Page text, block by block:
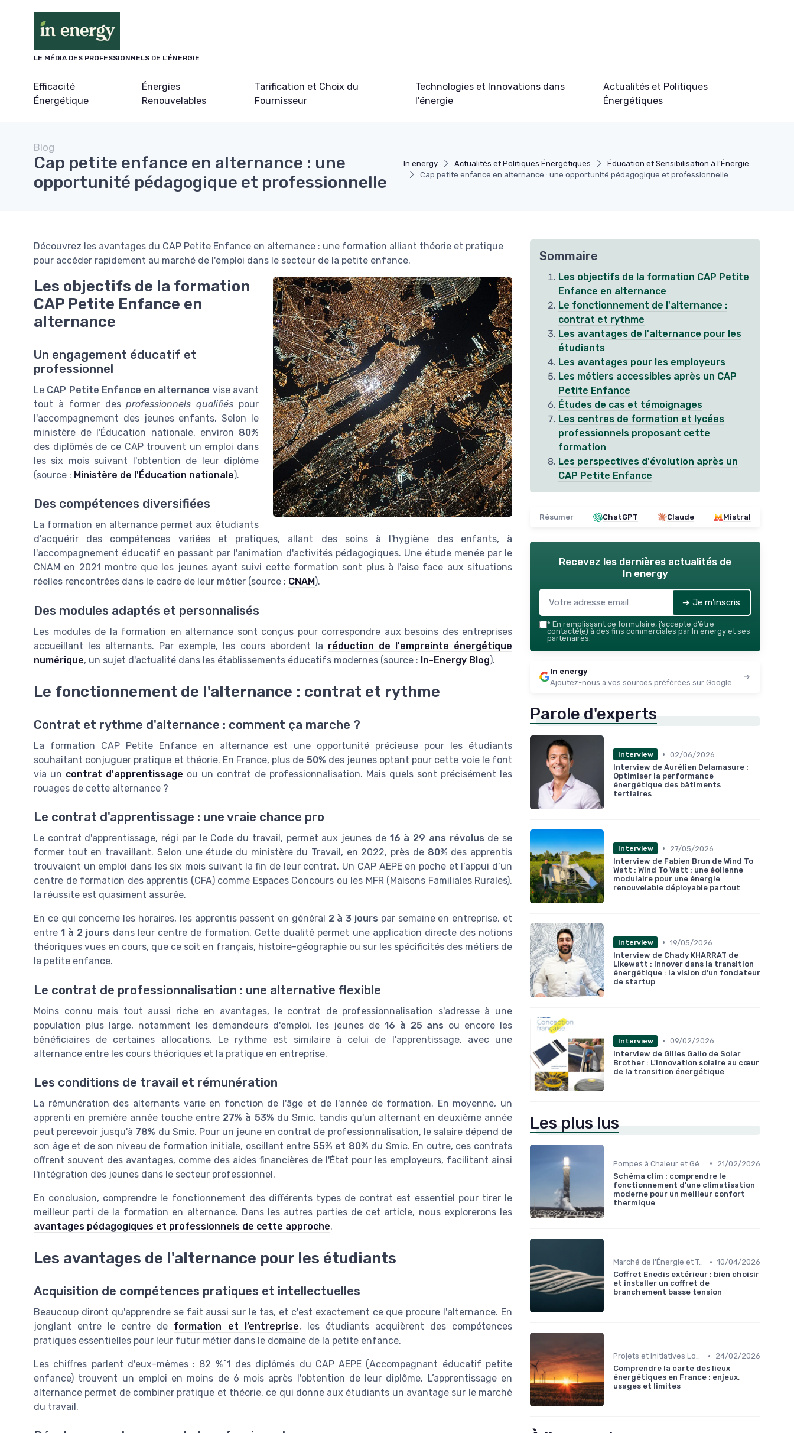
LE MÉDIA DES PROFESSIONNELS DE L'ÉNERGIE
Efficacité
Énergétique
Énergies
Renouvelables
Tarification et Choix du
Fournisseur
Technologies et Innovations dans
l'énergie
Actualités et Politiques
Énergétiques
In energy Actualités et Politiques Énergétiques
Éducation et Sensibilisation à l'Énergie
Cap petite enfance en alternance : une opportunité pédagogique et professionnelle
Blog
Cap petite enfance en alternance : une
opportunité pédagogique et professionnelle
Découvrez les avantages du CAP Petite Enfance en alternance : une formation alliant théorie et pratique
pour accéder rapidement au marché de l'emploi dans le secteur de la petite enfance.
Les objectifs de la formation
CAP Petite Enfance en
alternance
Un engagement éducatif et
professionnel
Le CAP Petite Enfance en alternance vise avant
tout à former desprofessionnels qualifiés pour
l'accompagnement des jeunes enfants. Selon le
ministère de l'Éducation nationale, environ 80%
des diplômés de ce CAP trouvent un emploi dans
les six mois suivant l'obtention de leur diplôme
(source : Ministère de l'Éducation nationale).
Des compétences diversifiées
La formation en alternance permet aux étudiants
d'acquérir des compétences variées et pratiques, allant des soins à l'hygiène des enfants, à
l'accompagnement éducatif en passant par l'animation d'activités pédagogiques. Une étude menée par le
CNAM en 2021 montre que les jeunes ayant suivi cette formation sont plus à l'aise face aux situations
réelles rencontrées dans le cadre de leur métier (source : CNAM ).
Des modules adaptés et personnalisés
Les modules de la formation en alternance sont conçus pour correspondre aux besoins des entreprises
accueillant les alternants. Par exemple, les cours abordent la réduction de l'empreinte énergétique
numérique, un sujet d'actualité dans les établissements éducatifs modernes (source : In-Energy Blog).
Le fonctionnement de l'alternance : contrat et rythme
Contrat et rythme d'alternance : comment ça marche ?
La formation CAP Petite Enfance en alternance est une opportunité précieuse pour les étudiants
souhaitant conjuguer pratique et théorie. En France, plus de 50% des jeunes optant pour cette voie le font
via un contrat d'apprentissage ou un contrat de professionnalisation. Mais quels sont précisément les
rouages de cette alternance ?
Le contrat d'apprentissage : une vraie chance pro
Le contrat d'apprentissage, régi par le Code du travail, permet aux jeunes de 16 à 29 ans révolus de se
former tout en travaillant. Selon une étude du ministère du Travail, en 2022, près de 80% des apprentis
trouvaient un emploi dans les six mois suivant la fin de leur contrat. Un CAP AEPE en poche et l’appui d’un
centre de formation des apprentis (CFA) comme Espaces Concours ou les MFR (Maisons Familiales Rurales),
la réussite est quasiment assurée.
En ce qui concerne les horaires, les apprentis passent en général 2 à 3 jours par semaine en entreprise, et
entre1 à 2 jours dans leur centre de formation. Cette dualité permet une application directe des notions
théoriques vues en cours, que ce soit en français, histoire-géographie ou sur les spécificités des métiers de
la petite enfance.
Le contrat de professionnalisation : une alternative flexible
Moins connu mais tout aussi riche en avantages, le contrat de professionnalisation s'adresse à une
population plus large, notamment les demandeurs d'emploi, les jeunes de 16 à 25 ans ou encore les
bénéficiaires de certaines allocations. Le rythme est similaire à celui de l'apprentissage, avec une
alternance entre les cours théoriques et la pratique en entreprise.
Les conditions de travail et rémunération
La rémunération des alternants varie en fonction de l'âge et de l'année de formation. En moyenne, un
apprenti en première année touche entre 27% à 53% du Smic, tandis qu'un alternant en deuxième année
peut percevoir jusqu'à 78% du Smic. Pour un jeune en contrat de professionnalisation, le salaire dépend de
son âge et de son niveau de formation initiale, oscillant entre 55% et 80% du Smic. En outre, ces contrats
offrent souvent des avantages, comme des aides financières de l'État pour les employeurs, facilitant ainsi
l'intégration des jeunes dans le secteur professionnel.
En conclusion, comprendre le fonctionnement des différents types de contrat est essentiel pour tirer le
meilleur parti de la formation en alternance. Dans les autres parties de cet article, nous explorerons les
avantages pédagogiques et professionnels de cette approche.
Les avantages de l'alternance pour les étudiants
Acquisition de compétences pratiques et intellectuelles
Beaucoup diront qu'apprendre se fait aussi sur le tas, et c'est exactement ce que procure l'alternance. En
jonglant entre le centre de formation et l’entreprise, les étudiants acquièrent des compétences
pratiques essentielles pour leur futur métier dans le domaine de la petite enfance.
Les chiffres parlent d'eux-mêmes : 82 %^1 des diplômés du CAP AEPE (Accompagnant éducatif petite
enfance) trouvent un emploi en moins de 6 mois après l'obtention de leur diplôme. L’apprentissage en
alternance permet de combiner pratique et théorie, ce qui donne aux étudiants un avantage sur le marché
du travail.
Sommaire
Les objectifs de la formation CAP Petite
Enfance en alternance
Le fonctionnement de l'alternance :
contrat et rythme
Les avantages de l'alternance pour les
étudiants
Les avantages pour les employeurs
Les métiers accessibles après un CAP
Petite Enfance
Études de cas et témoignages
Les centres de formation et lycées
professionnels proposant cette
formation
Les perspectives d'évolution après un
CAP Petite Enfance
Résumer ChatGPT Claude Mistral
Recevez les dernières actualités de
In energy
➔ Je m'inscris
* En remplissant ce formulaire, j’accepte d’être
contacté(e) à des fins commerciales par In energy et ses
partenaires.
In energy
Ajoutez-nous à vos sources préférées sur Google
Parole d'experts
Interview • 02/06/2026
Interview de Aurélien Delamasure :
Optimiser la performance
énergétique des bâtiments
tertiaires
Interview •
27/05/2026
Interview de Fabien Brun de Wind To
Watt : Wind To Watt : une éolienne
modulaire pour une énergie
renouvelable déployable partout
Interview • 19/05/2026
Interview de Chady KHARRAT de
Likewatt : Innover dans la transition
énergétique : la vision d’un fondateur
de startup
Interview • 09/02/2026
Interview de Gilles Gallo de Solar
Brother : L'innovation solaire au cœur
de la transition énergétique
Les plus lus
•
21/02/2026
Schéma clim : comprendre le
fonctionnement d’une climatisation
moderne pour un meilleur confort
thermique
Marché de l'Énergie et Tendances • 10/04/2026
Coffret Enedis extérieur : bien choisir
et installer un coffret de
branchement basse tension
Projets et Initiatives Locales •
24/02/2026
Comprendre la carte des lieux
énergétiques en France : enjeux,
usages et limites